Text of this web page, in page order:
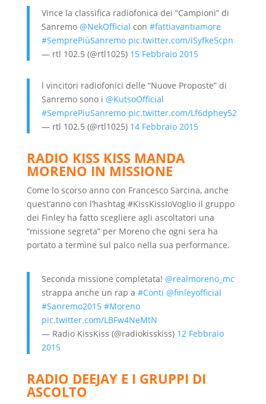
Vince la classifica radiofonica dei “Campioni” di
Sanremo @NekOfficial con #fattiavantiamore
#SemprePiùSanremo pic.twitter.com/iSyfke5cpn
— rtl 102.5 (@rtl1025) 15 Febbraio 2015
l vincitori radiofonici delle “Nuove Proposte” di
Sanremo sono i @KutsoOfficial
#SemprePiuSanremo pic.twitter.com/Lf6dphey52
— rtl 102.5 (@rtl1025) 14 Febbraio 2015
RADIO KISS KISS MANDA
MORENO IN MISSIONE
Come lo scorso anno con Francesco Sarcina, anche
quest’anno con l’hashtag #KissKissIoVoglio il gruppo
dei Finley ha fatto scegliere agli ascoltatori una
“missione segreta” per Moreno che ogni sera ha
portato a termine sul palco nella sua performance.
Seconda missione completata! @realmoreno_mc
strappa anche un rap a #Conti @finleyofficial
#Sanremo2015 #Moreno
pic.twitter.com/LBFw4NeMtN
— Radio KissKiss (@radiokisskiss) 12 Febbraio
2015
RADIO DEEJAY E I GRUPPI DI
ASCOLTO